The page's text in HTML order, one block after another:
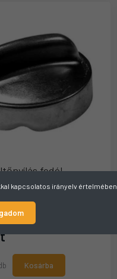
fedél
Kosárba
kapcsolatos irányelv értelmében.